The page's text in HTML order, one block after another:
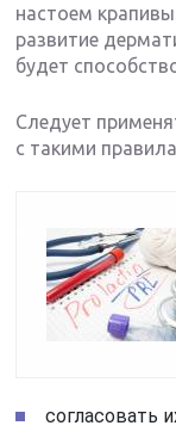
настоем
развитие
будет
Следует
с такими
согласовать